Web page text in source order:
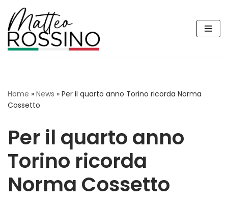
Vai
al
contenuto
Home » News » Per il quarto anno Torino ricorda Norma
Cossetto
Per il quarto anno
Torino ricorda
Norma Cossetto